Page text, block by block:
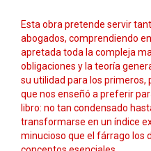
Esta obra pretende servir
abogados, comprendiendo
apretada toda la compleja
obligaciones y la teoría
su utilidad para los primeros,
que nos enseñó a preferir
libro: no tan condensado
transformarse en un índice
minucioso que el fárrago los